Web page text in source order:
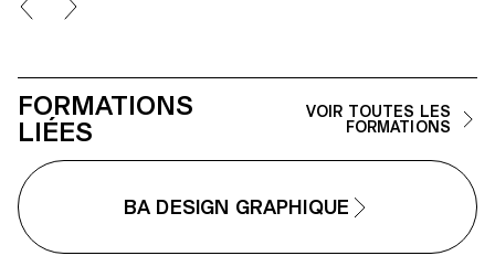
FORMATIONS
LIÉES
VOIR TOUTES LES
FORMATIONS
BA DESIGN GRAPHIQUE